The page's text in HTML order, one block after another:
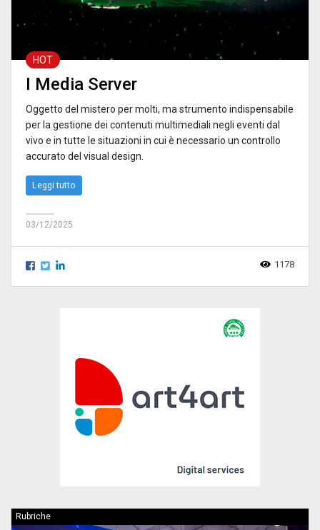
HOT
I Media Server
Oggetto del mistero per molti, ma strumento indispensabile
per la gestione dei contenuti multimediali negli eventi dal
vivo e in tutte le situazioni in cui è necessario un controllo
accurato del visual design.
Leggi tutto
03/12/2025
1178
Rubriche